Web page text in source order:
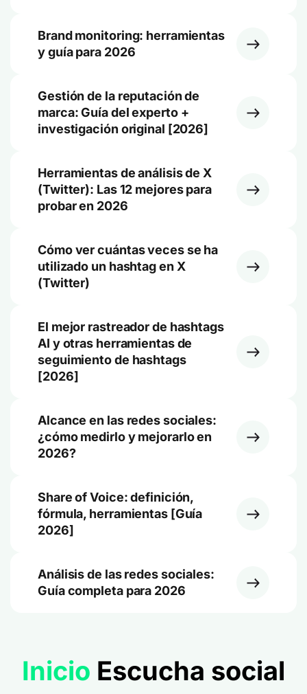
Brand monitoring: herramientas
y guía para 2026
Gestión de la reputación de
marca: Guía del experto +
investigación original [2026]
Herramientas de análisis de X
(Twitter): Las 12 mejores para
probar en 2026
Cómo ver cuántas veces se ha
utilizado un hashtag en X
(Twitter)
El mejor rastreador de hashtags
AI y otras herramientas de
seguimiento de hashtags
[2026]
Alcance en las redes sociales:
¿cómo medirlo y mejorarlo en
2026?
Share of Voice: definición,
fórmula, herramientas [Guía
2026]
Análisis de las redes sociales:
Guía completa para 2026
Inicio Escucha social